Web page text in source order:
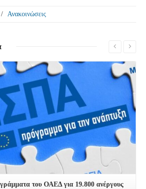
/ Ανακοινώσεις
Δείτε Περισσότερα
του ΟΑΕΔ για 19.800 ανέργους